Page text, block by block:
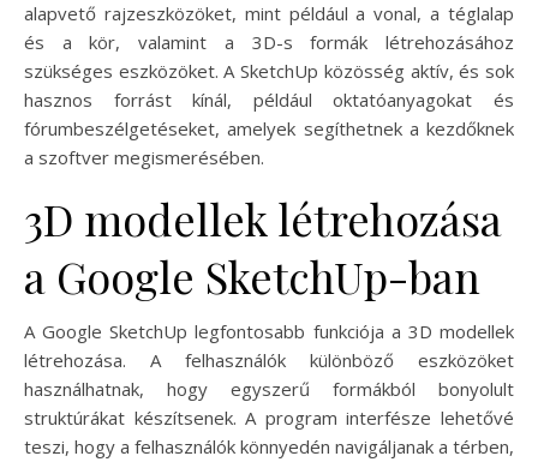
alapvető rajzeszközöket, mint például a vonal, a téglalap
és a kör, valamint a 3D-s formák létrehozásához
szükséges eszközöket. A SketchUp közösség aktív, és sok
hasznos forrást kínál, például oktatóanyagokat és
fórumbeszélgetéseket, amelyek segíthetnek a kezdőknek
a szoftver megismerésében.
3D modellek létrehozása
a Google SketchUp-ban
A Google SketchUp legfontosabb funkciója a 3D modellek
létrehozása. A felhasználók különböző eszközöket
használhatnak, hogy egyszerű formákból bonyolult
struktúrákat készítsenek. A program interfésze lehetővé
teszi, hogy a felhasználók könnyedén navigáljanak a térben,